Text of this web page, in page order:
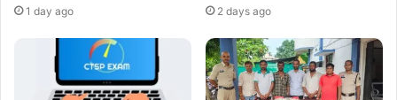
1 day ago 2 days ago